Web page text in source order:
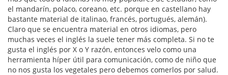
el mandarín, polaco, coreano, etc. porque en castellano hay
bastante material de italinao, francés, portugués, alemán).
Claro que se encuentra material en otros idiomas, pero
muchas veces el inglés la suele tener más completa. Si no te
gusta el inglés por X o Y razón, entonces velo como una
herramienta híper útil para comunicación, como de niño que
no nos gusta los vegetales pero debemos comerlos por salud.